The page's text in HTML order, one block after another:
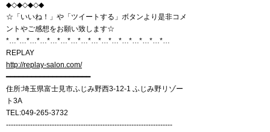
◆◇◆◇◆◇◆
☆「いいね！」や「ツイートする」ボタンより是非コメ
ントやご感想をお願い致します☆
*…*…*…*…*…*…*…*…*…*…*…*…*…*…*…*…
REPLAY
http://replay-salon.com/
━━━━━━━━━━━━━━━━━━━━
住所:埼玉県富士見市ふじみ野西3-12-1 ふじみ野リゾー
ト3A
TEL:049-265-3732
---------------------------------------------------------------------